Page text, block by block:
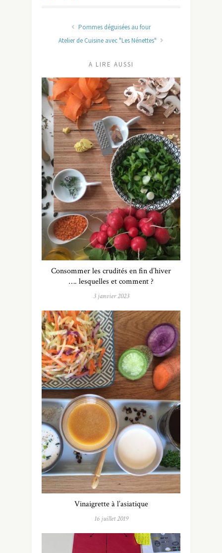
Pommes déguisées au four
Atelier de Cuisine avec "Les Nénettes"
A LIRE AUSSI
Consommer les crudités en fin d’hiver
…. lesquelles et comment ?
3 janvier 2023
Vinaigrette à l’asiatique
16 juillet 2019